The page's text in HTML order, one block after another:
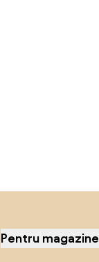
Pentru magazine